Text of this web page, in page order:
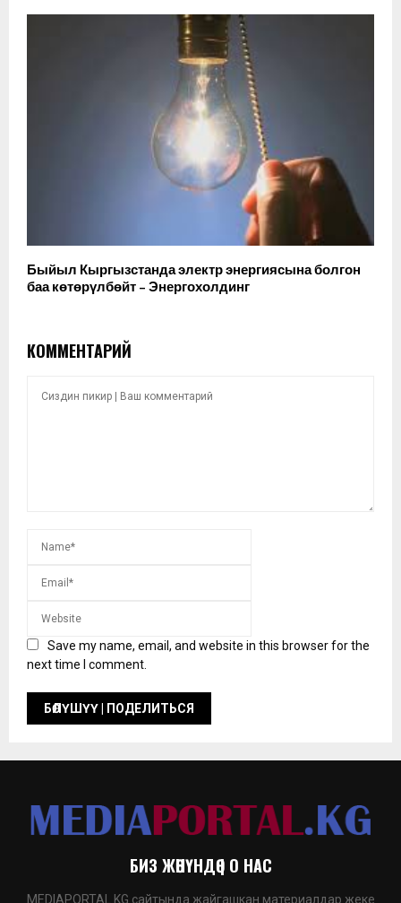
Быйыл Кыргызстанда электр энергиясына болгон
баа көтөрүлбөйт – Энергохолдинг
КОММЕНТАРИЙ
Save my name, email, and website in this browser for the
next time I comment.
БИЗ ЖӨНҮНДӨ | О НАС
MEDIAPORTAL.KG сайтында жайгашкан материалдар жеке